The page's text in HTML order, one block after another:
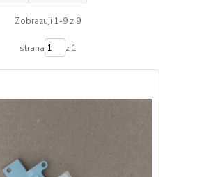
Zobrazuji 1-9 z 9
strana z 1